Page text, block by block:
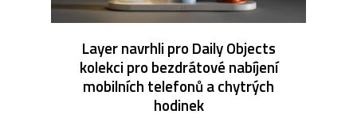
Layer navrhli pro Daily Objects
kolekci pro bezdrátové nabíjení
mobilních telefonů a chytrých
hodinek